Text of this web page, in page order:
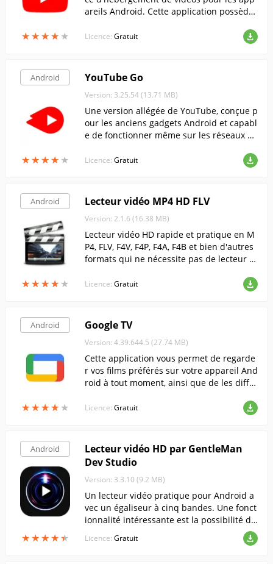
★★★★ ★
★★★★ ★
areils Android. Cette application possède
YouTube.
Licence: Gratuit
Android
★★★★ ★
★★★★ ★
YouTube Go
Version: 3.25.54 (13.71 MB)
Une version allégée de YouTube, conçue p
our les anciens gadgets Android et capabl
e de fonctionner même sur les réseaux à f
Licence: Gratuit
Android
★★★★★
★★★★★
Lecteur vidéo MP4 HD FLV
Version: 2.1.6 (16.38 MB)
Lecteur vidéo HD rapide et pratique en M
P4, FLV, F4V, F4P, F4A, F4B et bien d'autres
formats qui ne nécessite pas de lecteur Fl
Licence: Gratuit
Android
★★★★ ★
★★★★ ★
Google TV
Version: 4.39.644.5 (27.74 MB)
Cette application vous permet de regarde
r vos films préférés sur votre appareil And
roid à tout moment, ainsi que de les diffu
Licence: Gratuit
Android
★★★★★
★★★★★
Lecteur vidéo HD par GentleMan
Dev Studio
Version: 3.3.10 (9.2 MB)
Un lecteur vidéo pratique pour Android a
vec un égaliseur à cinq bandes. Une fonct
ionnalité intéressante est la possibilité de
verrouiller l'écran lorsque la vidéo est en
cours de lecture.
Licence: Gratuit